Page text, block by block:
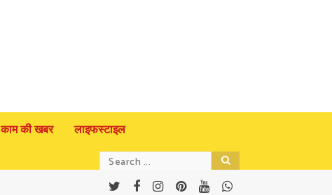
काम की खबर लाइफस्टाइल